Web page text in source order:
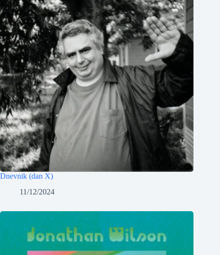
Dnevnik (dan X)
11/12/2024